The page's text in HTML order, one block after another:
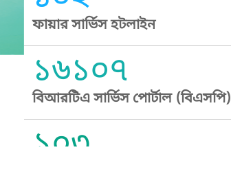
ফায়ার সার্ভিস হটলাইন
১৬১০৭
বিআরটিএ সার্ভিস পোর্টাল (বিএসপি)
১০৩